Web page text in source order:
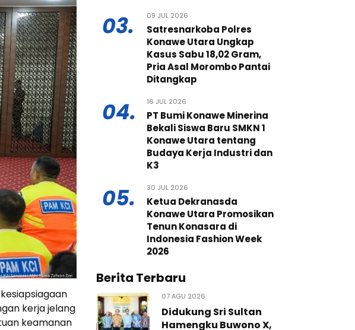
kerja jelang
keamanan
03. 09 JUL 2026
Satresnarkoba Polres
Konawe Utara Ungkap
Kasus Sabu 18,02 Gram,
Pria Asal Morombo Pantai
Ditangkap
04. 16 JUL 2026
PT Bumi Konawe Minerina
Bekali Siswa Baru SMKN 1
Konawe Utara tentang
Budaya Kerja Industri dan
K3
05. 30 JUL 2026
Ketua Dekranasda
Konawe Utara Promosikan
Tenun Konasara di
Indonesia Fashion Week
2026
Berita Terbaru
07 AGU 2026
Didukung Sri Sultan
Hamengku Buwono X,